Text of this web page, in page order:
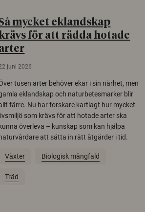
mycket eklandskap
för att rädda hotade
juni 2026
tusen arter behöver ekar i sin närhet, men
eklandskap och naturbetesmarker blir
färre. Nu har forskare kartlagt hur mycket
som krävs för att hotade arter ska
överleva – kunskap som kan hjälpa
att sätta in rätt åtgärder i tid.
Växter Biologisk mångfald
Träd